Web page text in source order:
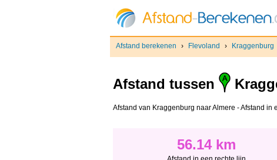
Afstand berekenen › Flevoland › Kraggenburg
Afstand tussen
Afstand van Kraggenburg naar Almere - Afstand in
56.14 km